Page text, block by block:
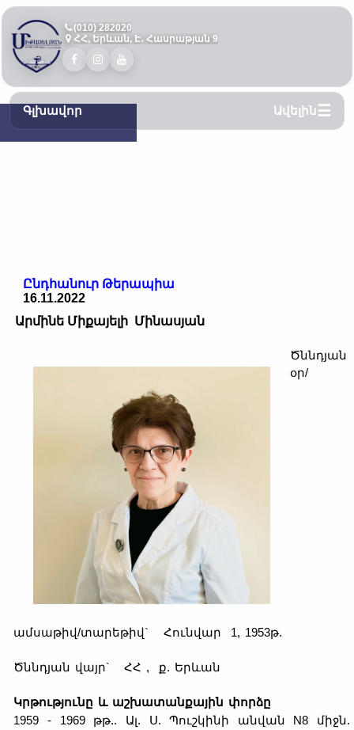
(010) 282020
ՀՀ, Երևան, Է․ Հասրաթյան 9
Գլխավոր Ավելին
Ընդհանուր Թերապիա
16.11.2022
Արմինե Միքայելի Մինասյան
Ծննդյան
օր/
ամսաթիվ/տարեթիվ` Հունվար 1, 1953թ.
Ծննդյան վայր` ՀՀ , ք. Երևան
Կրթությունը և աշխատանքային փորձը
1959 - 1969 թթ.. Ալ. Ս. Պուշկինի անվան N8 միջն.